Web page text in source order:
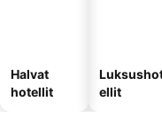
Halvat
hotellit
ellit